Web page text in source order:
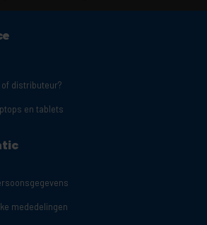
distributeur?
en tablets
mededelingen